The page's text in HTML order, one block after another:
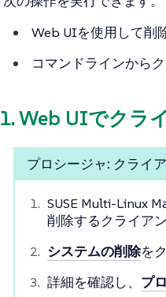
Web UIを使用して削
コマンドラインから
1. Web UIでクラ
プロシージャ: クライ
SUSE Multi-Linux
削除するクライア
システムの削除を
詳細を確認し、 プ